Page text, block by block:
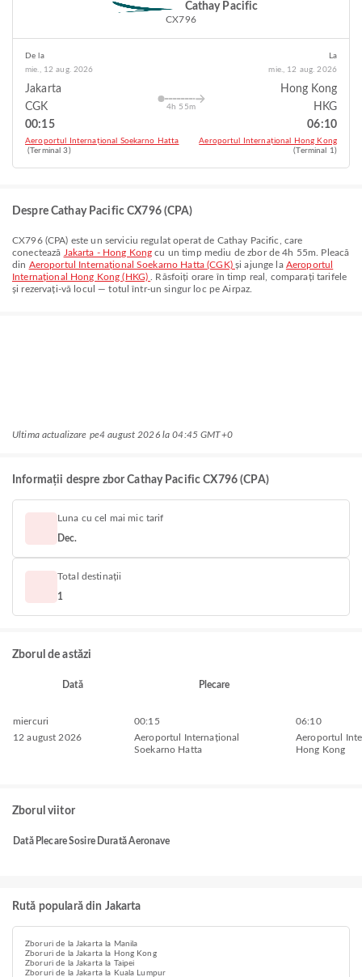
Cathay Pacific
CX796
De la
mie., 12 aug. 2026
Jakarta
CGK
00:15
Aeroportul Internațional Soekarno Hatta
(Terminal 3)
4h 55m
La
mie., 12 aug. 2026
Hong Kong
HKG
06:10
Aeroportul Internațional Hong Kong
(Terminal 1)
Despre Cathay Pacific CX796 (CPA)
CX796(CPA) este un serviciu regulat operat de Cathay Pacific
, care
conectează Jakarta - Hong Kong cu un timp mediu de zbor de4h 55m . Pleacă
din Aeroportul Internațional Soekarno Hatta (CGK)și ajunge la Aeroportul
Internațional Hong Kong (HKG)
. Răsfoiți orare în timp real, comparați tarifele
și rezervați-vă locul — totul într-un singur loc pe Airpaz.
Ultima actualizare pe4 august 2026 la 04:45 GMT+0
Informații despre zbor Cathay Pacific CX796 (CPA)
Luna cu cel mai mic tarif
Dec.
Total destinații
1
Zborul de astăzi
Dată Plecare
miercuri
12 august 2026
00:15
Aeroportul Internațional
Soekarno Hatta
06:10
Aeroportul
Hong Kong
Zborul viitor
Dată PlecareSosire Durată Aeronave
Rută populară din Jakarta
Zboruri de la Jakarta la Manila
Zboruri de la Jakarta la Hong Kong
Zboruri de la Jakarta la Taipei
Zboruri de la Jakarta la Kuala Lumpur